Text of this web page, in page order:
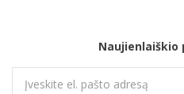
Naujienlaiškio